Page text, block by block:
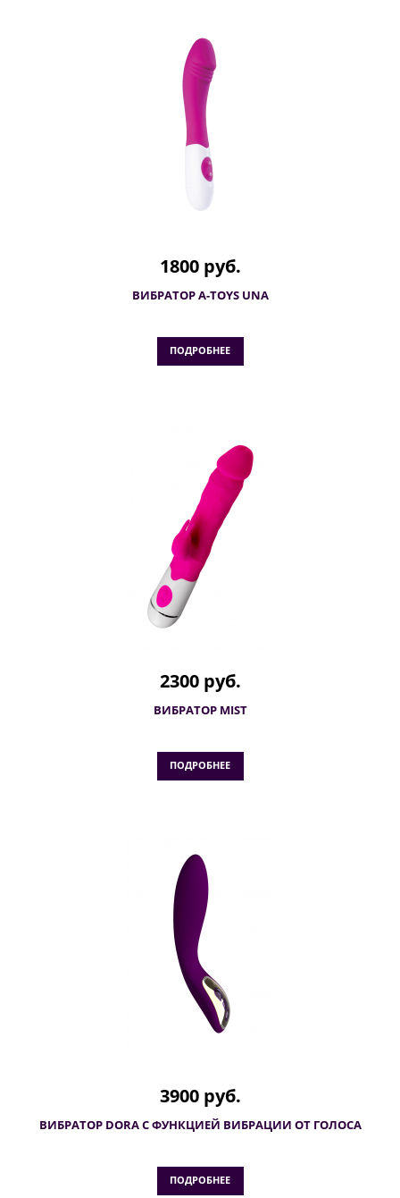
1800 руб.
ВИБРАТОР A-TOYS UNA
ПОДРОБНЕЕ
2300 руб.
ВИБРАТОР MIST
ПОДРОБНЕЕ
3900 руб.
ВИБРАТОР DORA С ФУНКЦИЕЙ ВИБРАЦИИ ОТ ГОЛОСА
ПОДРОБНЕЕ